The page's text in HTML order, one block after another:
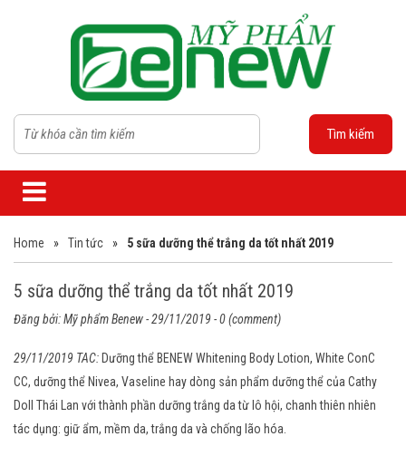
Tìm kiếm
Home » Tin tức » 5 sữa dưỡng thể trắng da tốt nhất 2019
5 sữa dưỡng thể trắng da tốt nhất 2019
Đăng bởi:Mỹ phẩm Benew- 29/11/2019 - 0 (comment)
29/11/2019 TAC: Dưỡng thể BENEW Whitening Body Lotion, White ConC
CC, dưỡng thể Nivea, Vaseline hay dòng sản phẩm dưỡng thể của Cathy
Doll Thái Lan với thành phần dưỡng trắng da từ lô hội, chanh thiên nhiên
tác dụng: giữ ẩm, mềm da, trắng da và chống lão hóa.